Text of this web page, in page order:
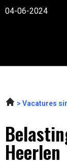
04-06-2024
Vacatures
Heerlen